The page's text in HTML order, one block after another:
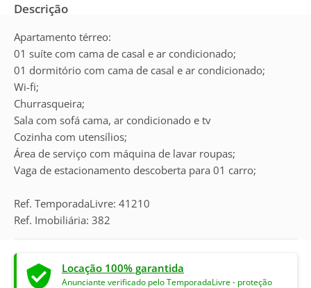
Descrição
Apartamento térreo:
01 suíte com cama de casal e ar condicionado;
01 dormitório com cama de casal e ar condicionado;
Wi-fi;
Churrasqueira;
Sala com sofá cama, ar condicionado e tv
Cozinha com utensílios;
Área de serviço com máquina de lavar roupas;
Vaga de estacionamento descoberta para 01 carro;
Ref. TemporadaLivre: 41210
Ref. Imobiliária: 382
Locação 100% garantida
Anunciante verificado pelo TemporadaLivre - proteção